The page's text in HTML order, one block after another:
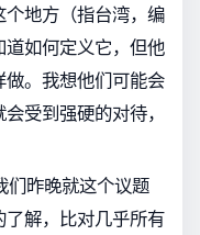
地方（指台湾，编
如何定义它，但他
。我想他们可能会
受到强硬的对待，
们昨晚就这个议题
解，比对几乎所有